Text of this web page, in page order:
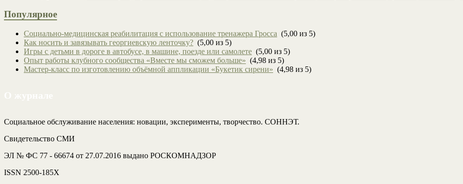
Популярное
Социально-медицинская реабилитация с использование тренажера Гросса (5,00 из 5)
Как носить и завязывать георгиевскую ленточку? (5,00 из 5)
Игры с детьми в дороге в автобусе, в машине, поезде или самолете (5,00 из 5)
Опыт работы клубного сообщества «Вместе мы сможем больше» (4,98 из 5)
Мастер-класс по изготовлению объёмной аппликации «Букетик сирени» (4,98 из 5)
Социальное обслуживание населения: новации, эксперименты, творчество. СОННЭТ.
Свидетельство СМИ
ЭЛ № ФС 77 - 66674 от 27.07.2016 выдано РОСКОМНАДЗОР
ISSN 2500-185Х